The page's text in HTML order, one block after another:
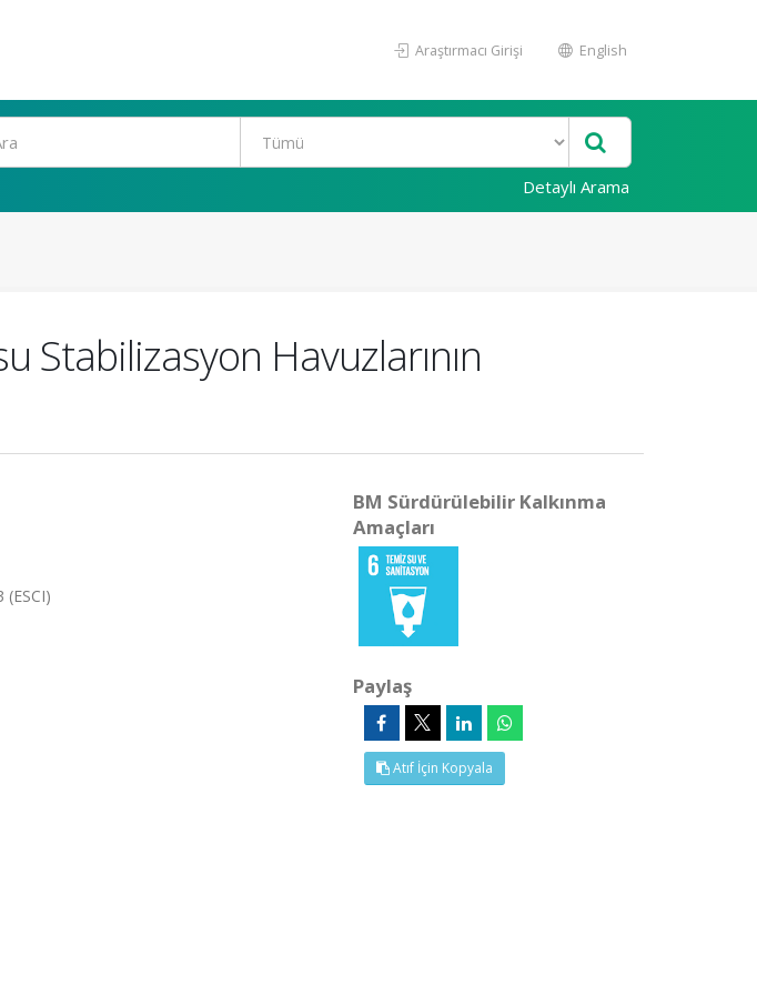
Araştırmacı Girişi English
Detaylı Arama
Stabilizasyon Havuzlarının
BM Sürdürülebilir Kalkınma
Amaçları
Paylaş
Atıf İçin Kopyala